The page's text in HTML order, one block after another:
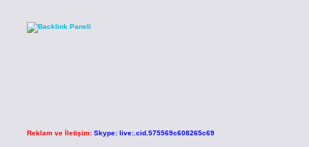
Reklam ve İletişim: Skype: live:.cid.575569c608265c69